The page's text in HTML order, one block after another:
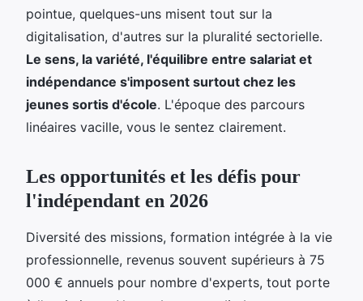
pointue, quelques-uns misent tout sur la
digitalisation, d'autres sur la pluralité sectorielle.
Le sens, la variété, l'équilibre entre salariat et
indépendance s'imposent surtout chez les
jeunes sortis d'école. L'époque des parcours
linéaires vacille, vous le sentez clairement.
Les opportunités et les défis pour
l'indépendant en 2026
Diversité des missions, formation intégrée à la vie
professionnelle, revenus souvent supérieurs à 75
000 € annuels pour nombre d'experts, tout porte